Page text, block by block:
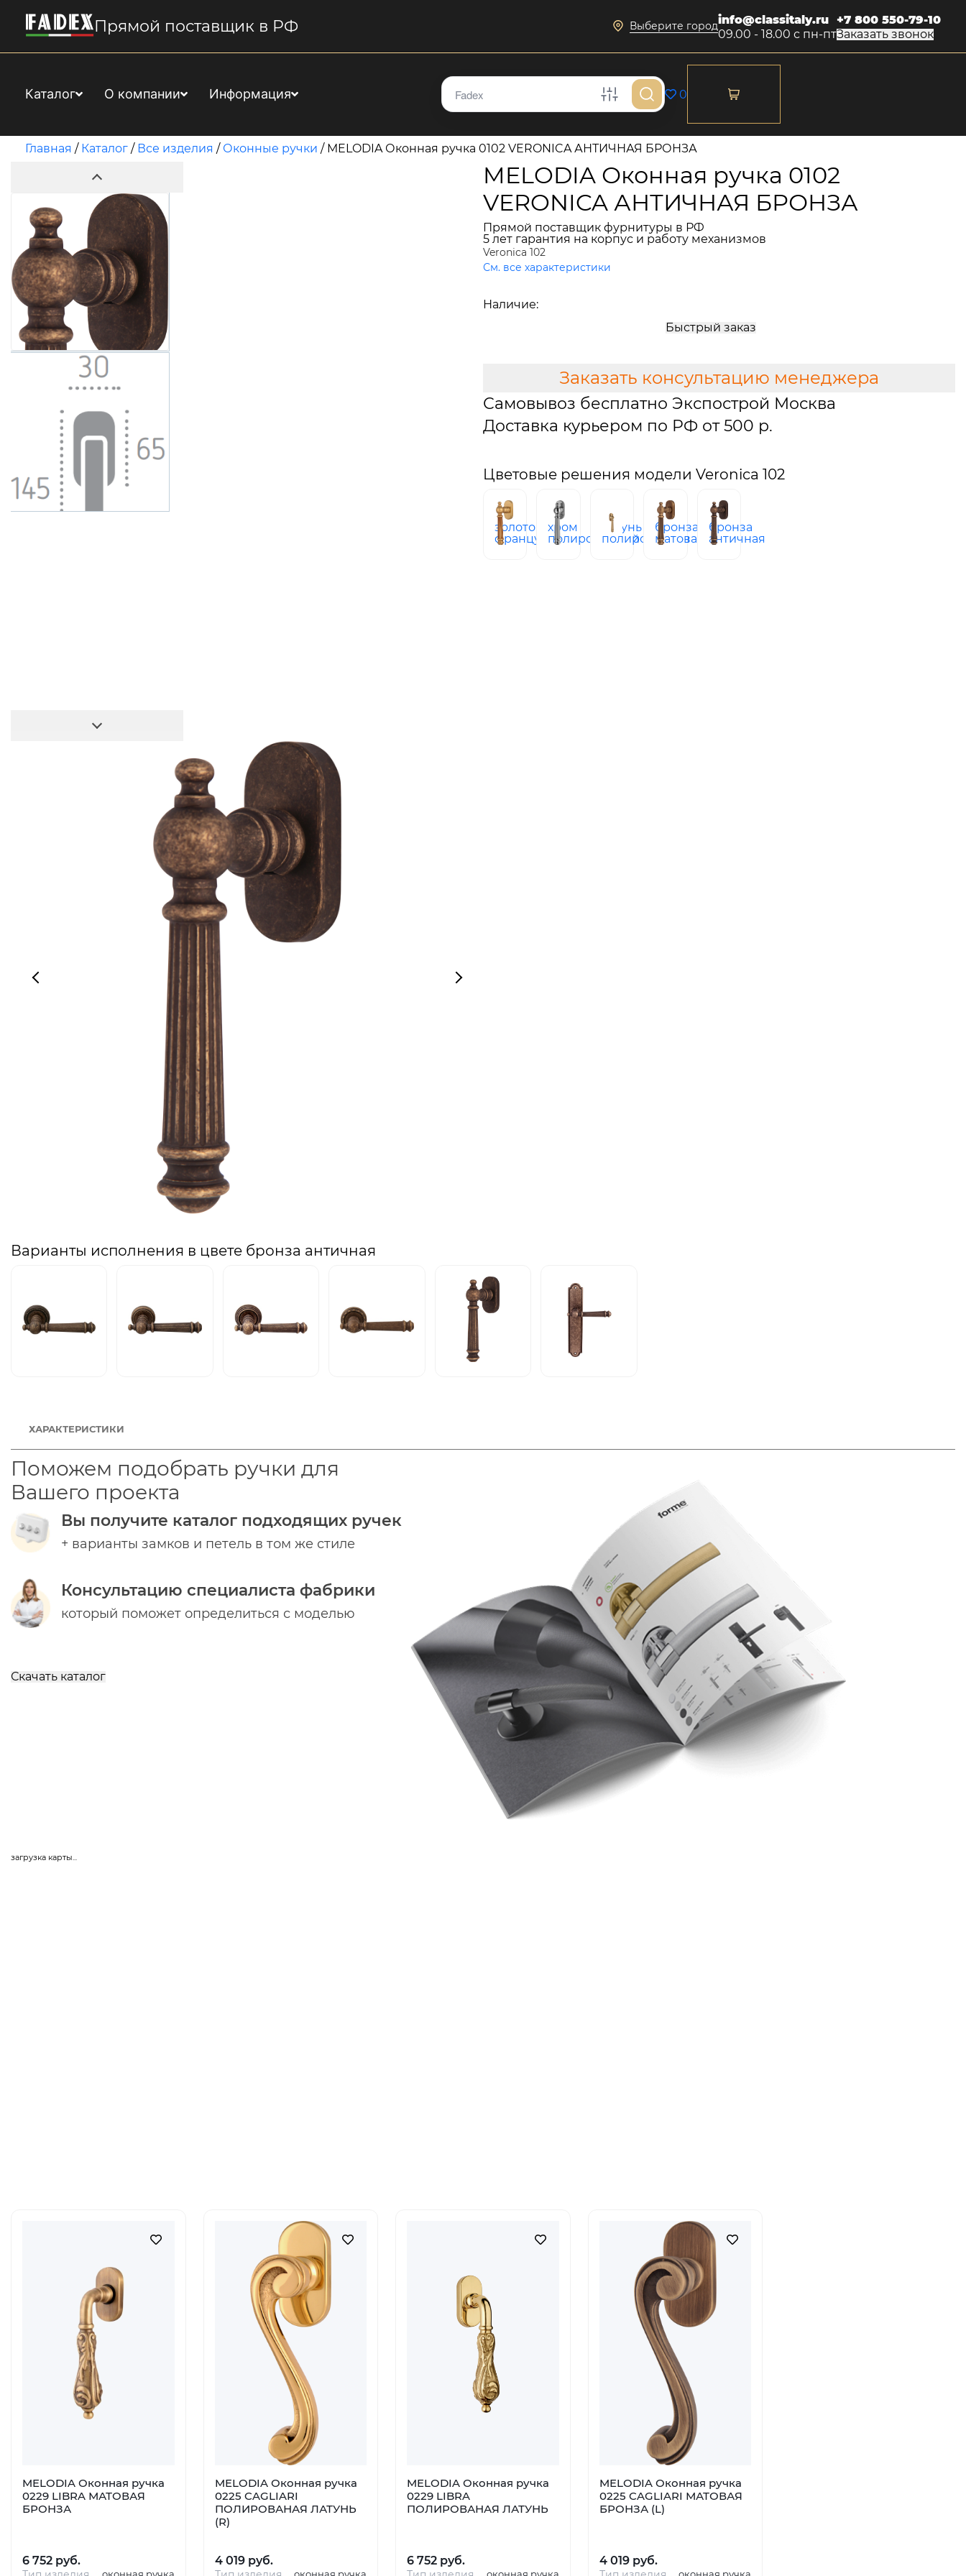
Прямой поставщик в РФ Выберите городinfo@classitaly.ru
09.00 - 18.00 с пн-пт
+7 800 550-79-10
Заказать звонок
Каталог О компании Информация 0
Главная / Каталог / Все изделия / Оконные ручки / MELODIA Оконная ручка 0102 VERONICA АНТИЧНАЯ БРОНЗА
MELODIA Оконная ручка 0102
VERONICA АНТИЧНАЯ БРОНЗА
Прямой поставщик фурнитуры в РФ
5 лет гарантия на корпус и работу механизмов
Veronica 102
См. все характеристики
Наличие:
Быстрый заказ
Заказать консультацию менеджера
Самовывоз бесплатно Экспострой Москва
Доставка курьером по РФ от 500 р.
Цветовые решения модели Veronica 102
золото
французское
хром
полированный
латунь
полированная
бронза
матовая
бронза
античная
Варианты исполнения в цвете бронза античная
ХАРАКТЕРИСТИКИ
Поможем подобрать ручки для
Вашего проекта
Вы получите каталог подходящих ручек
+ варианты замков и петель в том же стиле
Консультацию специалиста фабрики
который поможет определиться с моделью
Скачать каталог
загрузка карты...
MELODIA Оконная ручка
0229 LIBRA МАТОВАЯ
БРОНЗА
6 752 руб.
MELODIA Оконная ручка
0225 CAGLIARI
ПОЛИРОВАНАЯ ЛАТУНЬ
(R)
4 019 руб.
MELODIA Оконная ручка
0229 LIBRA
ПОЛИРОВАНАЯ ЛАТУНЬ
6 752 руб.
MELODIA Оконная ручка
0225 CAGLIARI МАТОВАЯ
БРОНЗА (L)
4 019 руб.